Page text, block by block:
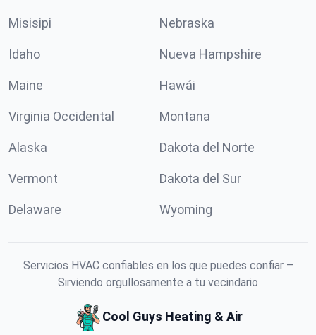
Misisipi Nebraska
Idaho Nueva Hampshire
Maine Hawái
Virginia Occidental Montana
Alaska Dakota del Norte
Vermont Dakota del Sur
Delaware Wyoming
Servicios HVAC confiables en los que puedes confiar –
Sirviendo orgullosamente a tu vecindario
Cool Guys Heating & Air